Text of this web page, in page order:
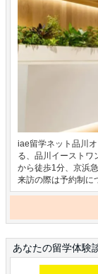
iae留学ネット品川
る、品川イーストワ
から徒歩1分、京浜
来訪の際は予約制に
あなたの留学体験